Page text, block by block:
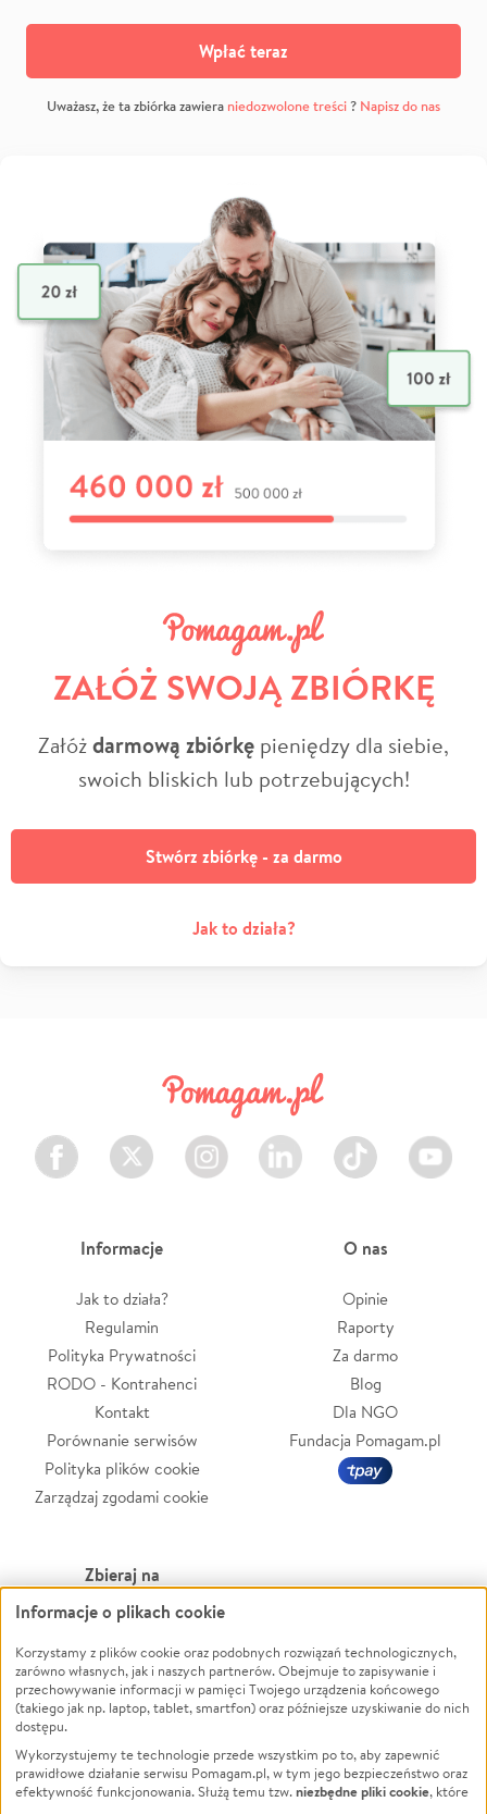
Wpłać teraz
Uważasz, że ta zbiórka zawiera niedozwolone treści? Napisz do nas
ZAŁÓŻ SWOJĄ ZBIÓRKĘ
Załóżdarmową zbiórkę pieniędzy dla siebie,
swoich bliskich lub potrzebujących!
Stwórz zbiórkę - za darmo
Jak to działa?
Facebook Twitter Instagram LinkedIn TikTok Youtube
Informacje
Jak to działa?
Regulamin
Polityka Prywatności
RODO - Kontrahenci
Kontakt
Porównanie serwisów
Polityka plików cookie
Zarządzaj zgodami cookie
O nas
Opinie
Raporty
Za darmo
Blog
Dla NGO
Fundacja Pomagam.pl
Zbieraj na
Leczenie
Zwierzęta
Pożar
Ukraina
Pomoc Finansowa
Projekty
Powódź
Wichura
NGO
Edukacja
Podróż
Informacje o plikach cookie
Korzystamy z plików cookie oraz podobnych rozwiązań technologicznych,
zarówno własnych, jak i naszych partnerów. Obejmuje to zapisywanie i
przechowywanie informacji w pamięci Twojego urządzenia końcowego
(takiego jak np. laptop, tablet, smartfon) oraz późniejsze uzyskiwanie do nich
dostępu.
Wykorzystujemy te technologie przede wszystkim po to, aby zapewnić
prawidłowe działanie serwisu Pomagam.pl, w tym jego bezpieczeństwo oraz
efektywność funkcjonowania. Służą temu tzw.niezbędne pliki cookie, które